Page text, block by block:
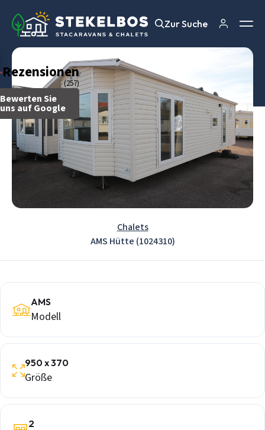
Rezensionen
(257)
Bewerten Sie
uns auf Google
Zur Suche
Zur Suche
Chalets
AMS Hütte (1024310)
AMS
Modell
950 x 370
Größe
2